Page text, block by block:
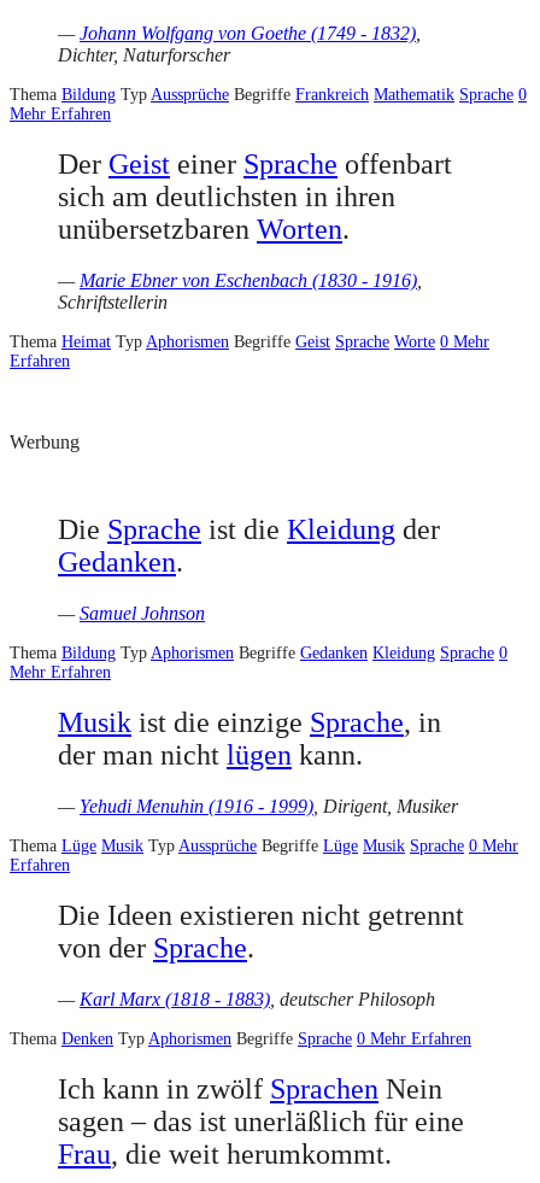
—Johann Wolfgang von Goethe (1749 - 1832)
Dichter, Naturforscher
Thema Bildung Typ Aussprüche Begriffe Frankreich Mathematik Sprache 0
Mehr Erfahren
Der Geist einer Sprache offenbart
sich am deutlichsten in ihren
unübersetzbaren Worten.
— Marie Ebner von Eschenbach (1830 - 1916)
Schriftstellerin
Thema Heimat Typ Aphorismen Begriffe Geist Sprache Worte 0 Mehr
Erfahren
Werbung
Die Sprache ist die Kleidung der
Gedanken.
—Samuel Johnson
Thema Bildung Typ Aphorismen Begriffe Gedanken Kleidung Sprache 0
Mehr Erfahren
Musik ist die einzige Sprache, in
der man nicht lügen kann.
— Yehudi Menuhin (1916 - 1999) , Dirigent, Musiker
Thema Lüge Musik Typ Aussprüche Begriffe Lüge Musik Sprache 0 Mehr
Erfahren
Die Ideen exis­tie­ren nicht ge­trennt
von der Spra­che.
— Karl Marx (1818 - 1883) , deutscher Philosoph
Thema Denken Typ Aphorismen Begriffe Sprache 0 Mehr Erfahren
Ich kann in zwölf Sprachen Nein
sagen – das ist unerläßlich für eine
Frau, die weit herumkommt.